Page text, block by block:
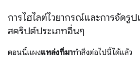
การไฮไลต์ไวยากรณ์และการจัดรู
สคริปต์ประเภทอื่นๆ
ตอนนี้แผงแหล่งที่มาทำสิ่งต่อไปนี้ได้แล้ว